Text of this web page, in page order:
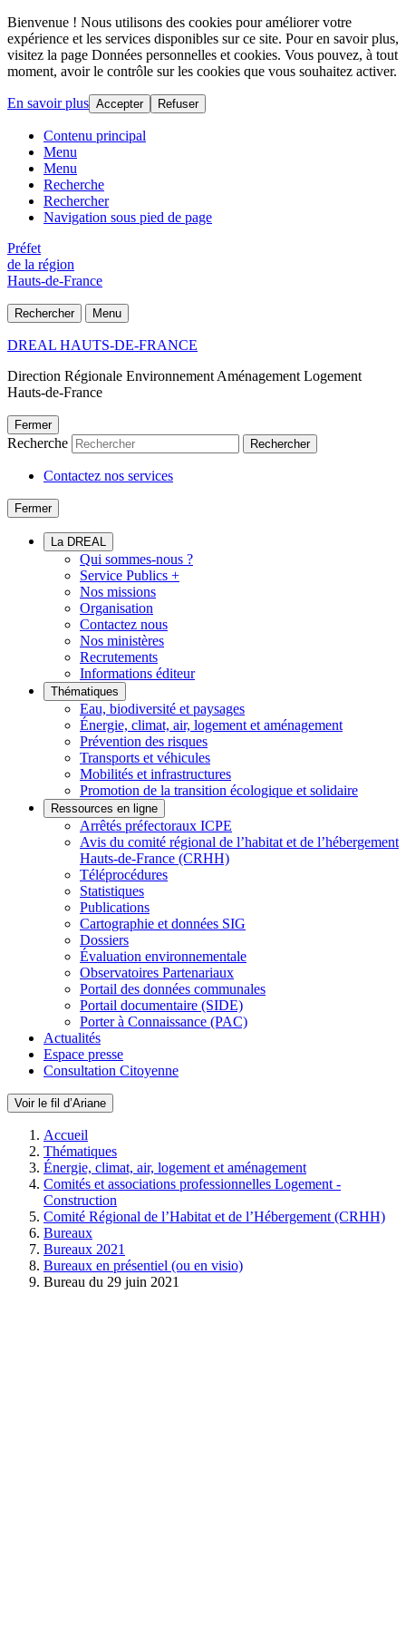
Bienvenue ! Nous utilisons des cookies pour améliorer votre
expérience et les services disponibles sur ce site. Pour en savoir plus,
visitez la page Données personnelles et cookies. Vous pouvez, à tout
moment, avoir le contrôle sur les cookies que vous souhaitez activer.
En savoir plus Accepter Refuser
Contenu principal
Menu
Menu
Recherche
Rechercher
Navigation sous pied de page
Préfet
de la région
Hauts-de-France
Rechercher Menu
DREAL HAUTS-DE-FRANCE
Direction Régionale Environnement Aménagement Logement
Hauts-de-France
Fermer
Recherche Rechercher
Contactez nos services
Fermer
La DREAL
Qui sommes-nous ?
Service Publics +
Nos missions
Organisation
Contactez nous
Nos ministères
Recrutements
Informations éditeur
Thématiques
Eau, biodiversité et paysages
Énergie, climat, air, logement et aménagement
Prévention des risques
Transports et véhicules
Mobilités et infrastructures
Promotion de la transition écologique et solidaire
Ressources en ligne
Arrêtés préfectoraux ICPE
Avis du comité régional de l’habitat et de l’hébergement
Hauts-de-France (CRHH)
Téléprocédures
Statistiques
Publications
Cartographie et données SIG
Dossiers
Évaluation environnementale
Observatoires Partenariaux
Portail des données communales
Portail documentaire (SIDE)
Porter à Connaissance (PAC)
Actualités
Espace presse
Consultation Citoyenne
Voir le fil d’Ariane
Accueil
Thématiques
Énergie, climat, air, logement et aménagement
Comités et associations professionnelles Logement -
Construction
Comité Régional de l’Habitat et de l’Hébergement (CRHH)
Bureaux
Bureaux 2021
Bureaux en présentiel (ou en visio)
Bureau du 29 juin 2021